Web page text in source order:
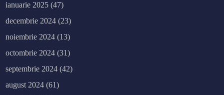
ianuarie 2025 (47)
decembrie 2024 (23)
noiembrie 2024 (13)
octombrie 2024 (31)
septembrie 2024 (42)
august 2024 (61)